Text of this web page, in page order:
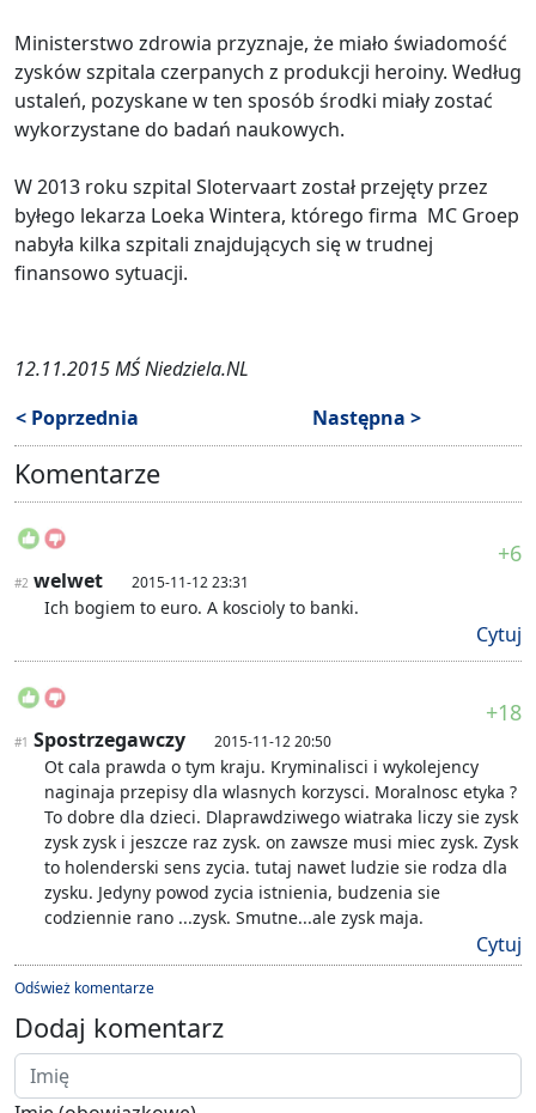
Ministerstwo zdrowia przyznaje, że miało świadomość
zysków szpitala czerpanych z produkcji heroiny. Według
ustaleń, pozyskane w ten sposób środki miały zostać
wykorzystane do badań naukowych.
W 2013 roku szpital Slotervaart został przejęty przez
byłego lekarza Loeka Wintera, którego firma MC Groep
nabyła kilka szpitali znajdujących się w trudnej
finansowo sytuacji.
12.11.2015 MŚ Niedziela.NL
< Poprzednia
Następna >
Komentarze
+6
#2 welwet 2015-11-12 23:31
Ich bogiem to euro. A koscioly to banki.
Cytuj
+18
#1 Spostrzegawczy 2015-11-12 20:50
Ot cala prawda o tym kraju. Kryminalisci i wykolejency
naginaja przepisy dla wlasnych korzysci. Moralnosc etyka ?
To dobre dla dzieci. Dlaprawdziwego wiatraka liczy sie zysk
zysk zysk i jeszcze raz zysk. on zawsze musi miec zysk. Zysk
to holenderski sens zycia. tutaj nawet ludzie sie rodza dla
zysku. Jedyny powod zycia istnienia, budzenia sie
codziennie rano ...zysk. Smutne...ale zysk maja.
Cytuj
Odśwież komentarze
Dodaj komentarz